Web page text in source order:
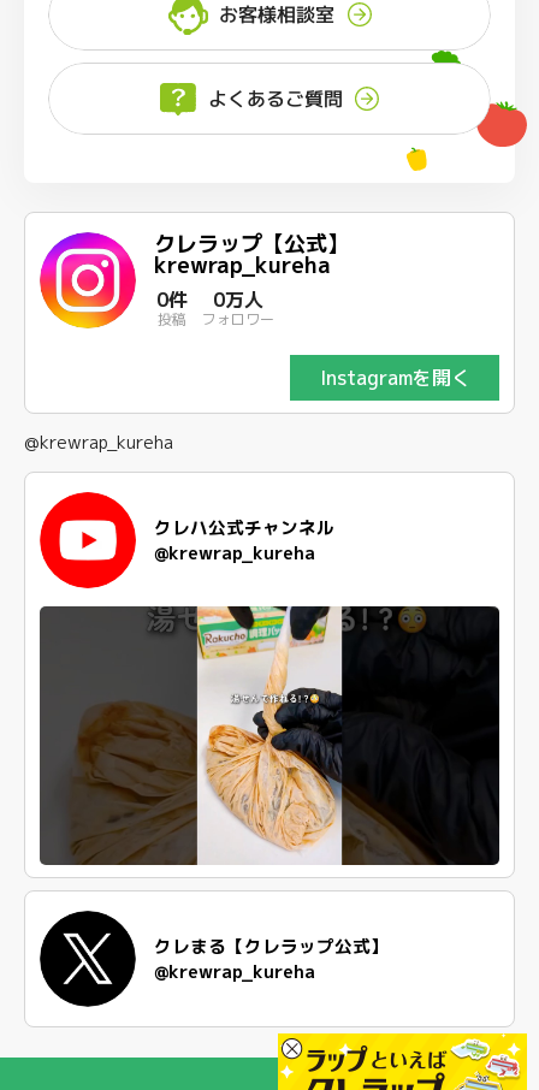
お客様相談室
よくあるご質問
クレラップ【公式】
krewrap_kureha
0件
投稿
0万人
フォロワー
Instagramを開く
@krewrap_kureha
クレハ公式チャンネル
@krewrap_kureha
クレまる【クレラップ公式】
@krewrap_kureha